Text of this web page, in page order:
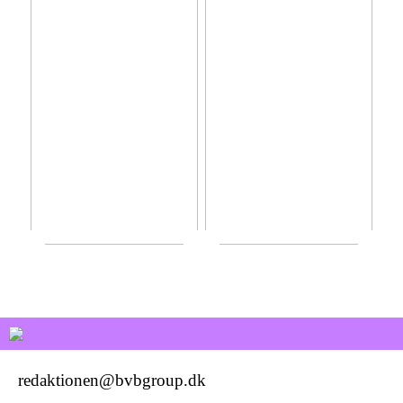
redaktionen@bvbgroup.dk